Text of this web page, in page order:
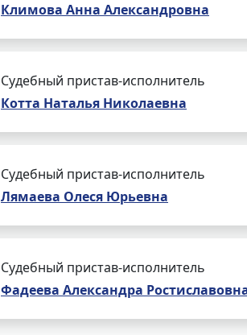
Климова Анна Александровна
Судебный пристав-исполнитель
Котта Наталья Николаевна
Судебный пристав-исполнитель
Лямаева Олеся Юрьевна
Судебный пристав-исполнитель
Фадеева Александра